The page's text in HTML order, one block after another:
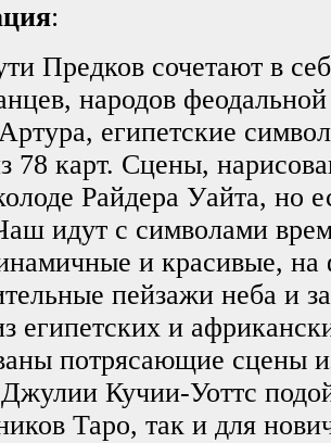
:
Предков сочетают в
народов
египетские
78 карт. Сцены,
Райдера Уайта, но
идут с символами
и красивые,
пейзажи неба и
египетских и
потрясающие сцены
Кучии-Уоттс
Таро, так и для